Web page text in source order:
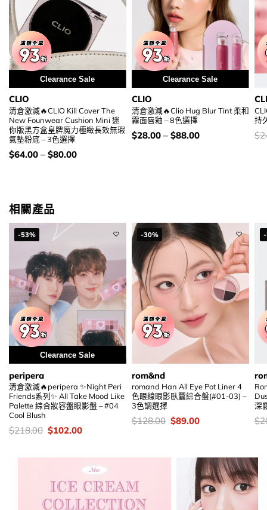
Clearance Sale
CLIO
清倉激減🔥CLIO Kill Cover The
New Founwear Cushion Mini 迷
你版黑方盒皇牌魔力極緻長效無瑕
氣墊粉底 – 3色選擇
價
錢：
$64.00– $80.00
Clearance Sale
CLIO
清倉激減🔥Clio Hug Blur Tint 柔和
霧面唇釉 – 8色選擇
價
錢：
$28.00– $88.00
持
價
錢
$
相關產品
-53%
Clearance Sale
peripera
清倉激減🔥peripera ✨Night Peri
Friends系列✨ All Take Mood Like
Palette 綜合妝容盤眼影盤 – #04
Cool Blush
價
$218.00 Original
$218.00.
$102.00Current
$102.00.
-30%
rom&nd
romand Han All Eye Pot Liner 4
色眼線眼影臥蠶綜合盤(#01-03) –
3色調選擇
價
$128.00 Original
$89.00Current
深
價
$